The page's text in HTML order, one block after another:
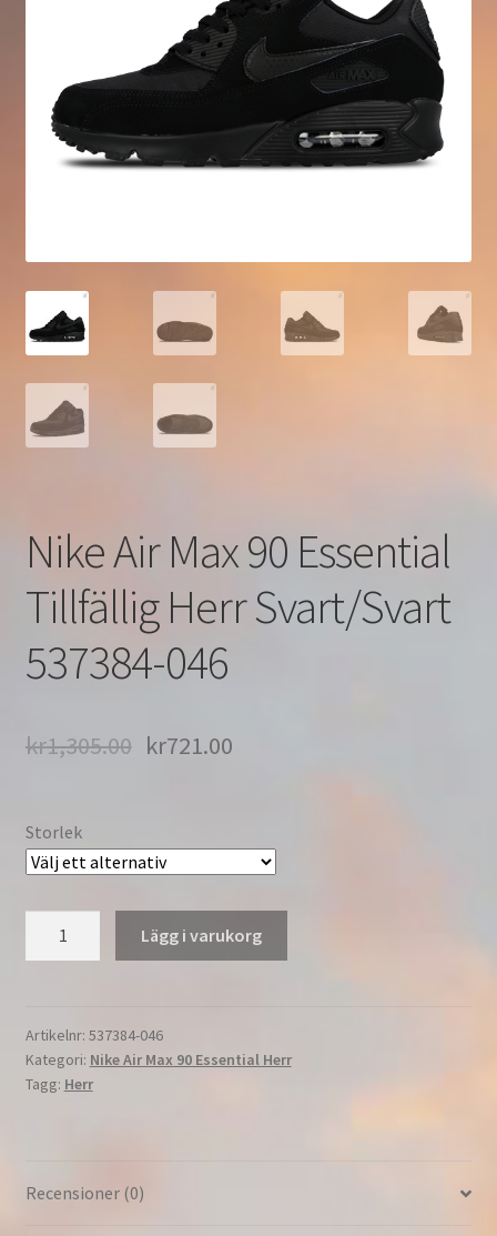
Nike Air Max 90 Essential
Tillfällig Herr Svart/Svart
537384-046
kr1,305.00 kr721.00
Storlek
Essential
Tillfällig
Herr
mängd
Lägg i varukorg
Artikelnr: 537384-046
Kategori: Nike Air Max 90 Essential Herr
Tagg: Herr
Recensioner (0)